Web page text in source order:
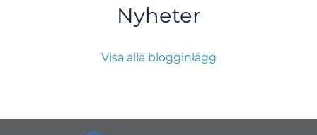
Nyheter
Visa alla blogginlägg